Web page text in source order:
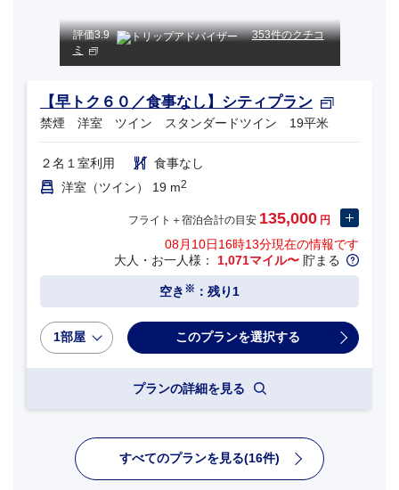
評価3.9
353件のクチコ
ミ
【早トク６０／食事なし】シティプラン
禁煙 洋室 ツイン スタンダードツイン 19平米
２名１室利用
食事なし
洋室（ツイン） 19 m2
フライト＋宿泊合計の目安 135,000 円
08月10日16時13分現在の情報です
大人・お一人様： 1,071マイル〜 貯まる
空き ※ ：残り1
1部屋
プランの詳細を見る
すべてのプランを見る(16件)